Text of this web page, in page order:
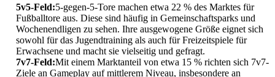
5v5-Feld:5-gegen-5-Tore machen etwa 22 % des Marktes für
Fußballtore aus. Diese sind häufig in Gemeinschaftsparks und
Wochenendligen zu sehen. Ihre ausgewogene Größe eignet sich
sowohl für das Jugendtraining als auch für Freizeitspiele für
Erwachsene und macht sie vielseitig und gefragt.
7v7-Feld:Mit einem Marktanteil von etwa 15 % richten sich 7v7-
Ziele an Gameplay auf mittlerem Niveau, insbesondere an